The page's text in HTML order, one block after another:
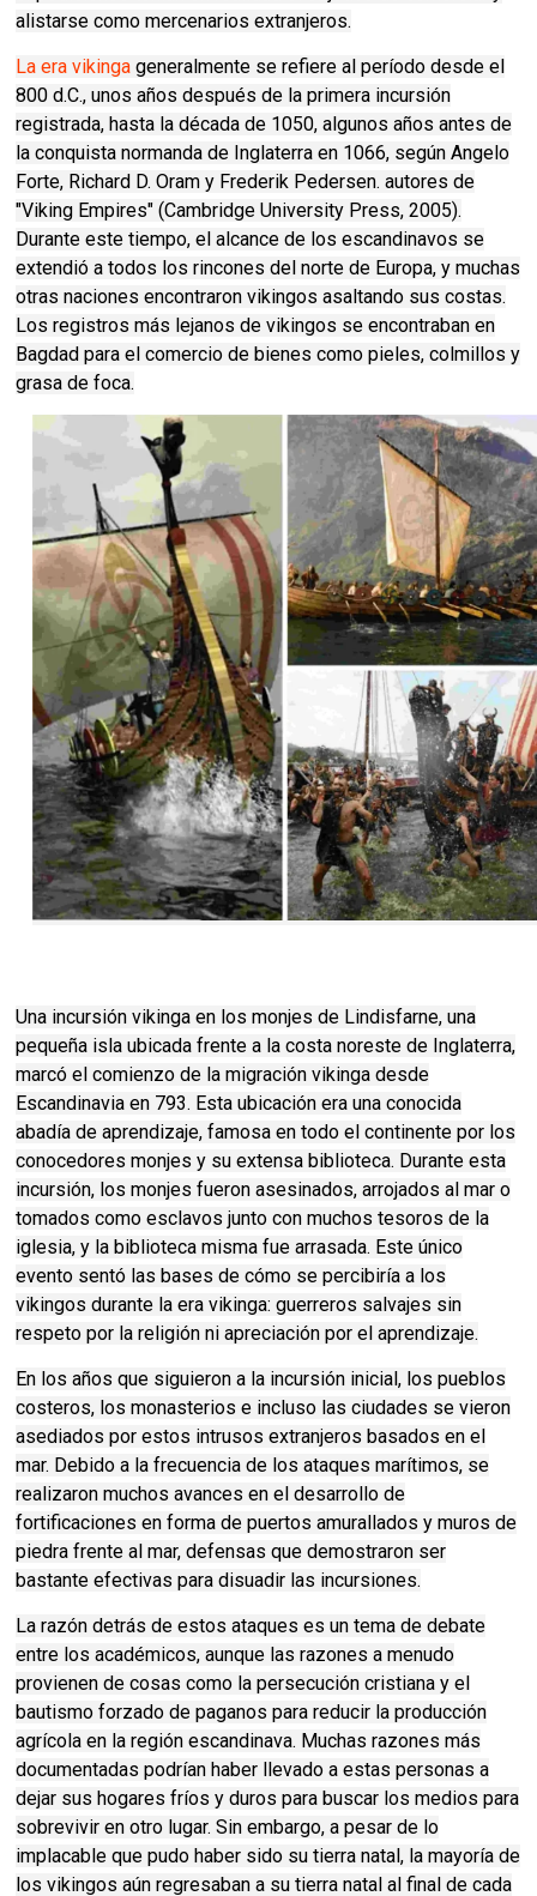
alistarse como mercenarios extranjeros.
La era vikinga generalmente se refiere al período desde el
800 d.C., unos años después de la primera incursión
registrada, hasta la década de 1050, algunos años antes de
la conquista normanda de Inglaterra en 1066, según Angelo
Forte, Richard D. Oram y Frederik Pedersen. autores de
"Viking Empires" (Cambridge University Press, 2005).
Durante este tiempo, el alcance de los escandinavos se
extendió a todos los rincones del norte de Europa, y muchas
otras naciones encontraron vikingos asaltando sus costas.
Los registros más lejanos de vikingos se encontraban en
Bagdad para el comercio de bienes como pieles, colmillos y
grasa de foca.
Una incursión vikinga en los monjes de Lindisfarne, una
pequeña isla ubicada frente a la costa noreste de Inglaterra,
marcó el comienzo de la migración vikinga desde
Escandinavia en 793. Esta ubicación era una conocida
abadía de aprendizaje, famosa en todo el continente por los
conocedores monjes y su extensa biblioteca. Durante esta
incursión, los monjes fueron asesinados, arrojados al mar o
tomados como esclavos junto con muchos tesoros de la
iglesia, y la biblioteca misma fue arrasada. Este único
evento sentó las bases de cómo se percibiría a los
vikingos durante la era vikinga: guerreros salvajes sin
respeto por la religión ni apreciación por el aprendizaje.
En los años que siguieron a la incursión inicial, los pueblos
costeros, los monasterios e incluso las ciudades se vieron
asediados por estos intrusos extranjeros basados ​​en el
mar. Debido a la frecuencia de los ataques marítimos, se
realizaron muchos avances en el desarrollo de
fortificaciones en forma de puertos amurallados y muros de
piedra frente al mar, defensas que demostraron ser
bastante efectivas para disuadir las incursiones.
La razón detrás de estos ataques es un tema de debate
entre los académicos, aunque las razones a menudo
provienen de cosas como la persecución cristiana y el
bautismo forzado de paganos para reducir la producción
agrícola en la región escandinava. Muchas razones más
documentadas podrían haber llevado a estas personas a
dejar sus hogares fríos y duros para buscar los medios para
sobrevivir en otro lugar. Sin embargo, a pesar de lo
implacable que pudo haber sido su tierra natal, la mayoría de
los vikingos aún regresaban a su tierra natal al final de cada